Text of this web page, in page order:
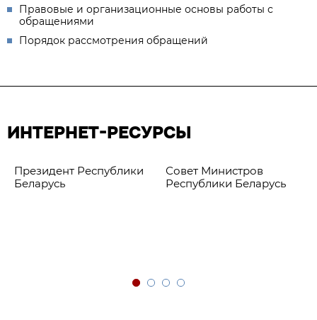
Правовые и организационные основы работы с
обращениями
Порядок рассмотрения обращений
ИНТЕРНЕТ-РЕСУРСЫ
Президент Республики
Беларусь
Совет Министров
Республики Беларусь